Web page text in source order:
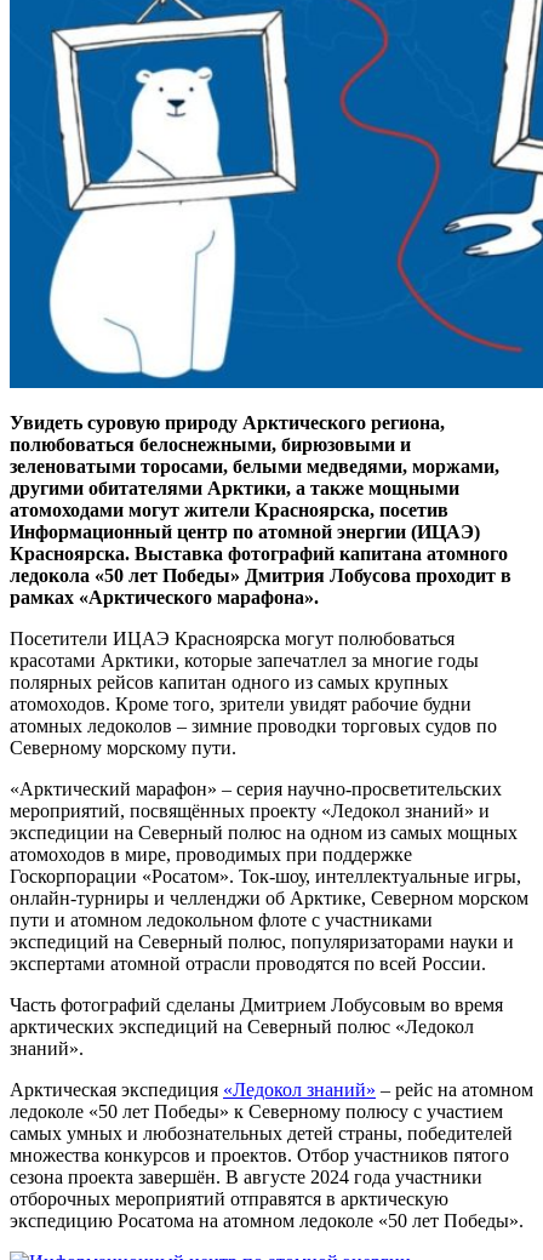
Увидеть суровую природу Арктического региона,
полюбоваться белоснежными, бирюзовыми и
зеленоватыми торосами, белыми медведями, моржами,
другими обитателями Арктики, а также мощными
атомоходами могут жители Красноярска, посетив
Информационный центр по атомной энергии (ИЦАЭ)
Красноярска. Выставка фотографий капитана атомного
ледокола «50 лет Победы» Дмитрия Лобусова проходит в
рамках «Арктического марафона».
Посетители ИЦАЭ Красноярска могут полюбоваться
красотами Арктики, которые запечатлел за многие годы
полярных рейсов капитан одного из самых крупных
атомоходов. Кроме того, зрители увидят рабочие будни
атомных ледоколов – зимние проводки торговых судов по
Северному морскому пути.
«Арктический марафон» – серия научно-просветительских
мероприятий, посвящённых проекту «Ледокол знаний» и
экспедиции на Северный полюс на одном из самых мощных
атомоходов в мире, проводимых при поддержке
Госкорпорации «Росатом». Ток-шоу, интеллектуальные игры,
онлайн-турниры и челленджи об Арктике, Северном морском
пути и атомном ледокольном флоте с участниками
экспедиций на Северный полюс, популяризаторами науки и
экспертами атомной отрасли проводятся по всей России.
Часть фотографий сделаны Дмитрием Лобусовым во время
арктических экспедиций на Северный полюс «Ледокол
знаний».
Арктическая экспедиция «Ледокол знаний» – рейс на атомном
ледоколе «50 лет Победы» к Северному полюсу с участием
самых умных и любознательных детей страны, победителей
множества конкурсов и проектов. Отбор участников пятого
сезона проекта завершён. В августе 2024 года участники
отборочных мероприятий отправятся в арктическую
экспедицию Росатома на атомном ледоколе «50 лет Победы».